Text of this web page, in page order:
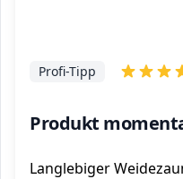
Produkt
Profi-Tipp
Langlebiger